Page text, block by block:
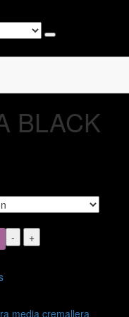
BLACK
- +
media cremallera